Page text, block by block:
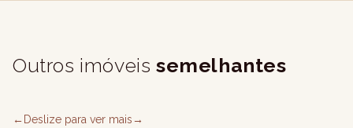
Outros imóveis semelhantes
← Deslize para ver mais→